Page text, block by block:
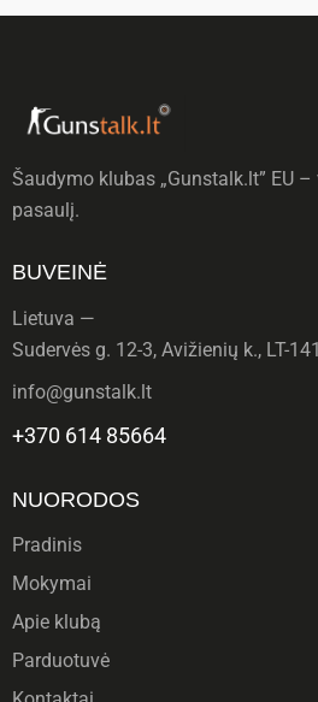
Šaudymo klubas „Gunstalk.lt” EU
pasaulį.
BUVEINĖ
Lietuva —
Sudervės g. 12-3, Avižienių k., LT-
info@gunstalk.lt
+370 614 85664
NUORODOS
Pradinis
Mokymai
Apie klubą
Parduotuvė